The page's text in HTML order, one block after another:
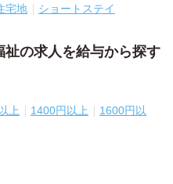
宅地 ショートステイ
の求人を給与から探す
上 1400円以上
1600円以